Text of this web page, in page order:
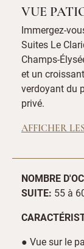
VUE
Immergez-
Suites Le
Champs-
et un
verdoyant du
privé.
AFFICHER
NOMBRE
SUITE: 55 à
● Vue sur le